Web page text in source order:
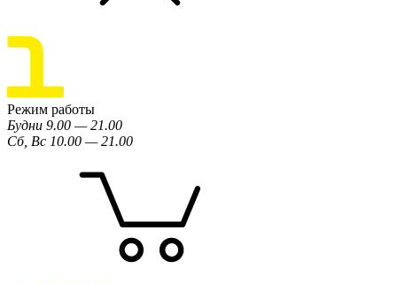
Режим работы
Будни 9.00 — 21.00
Сб, Вс 10.00 — 21.00